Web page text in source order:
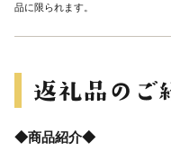
品に限られます。
◆商品紹介◆